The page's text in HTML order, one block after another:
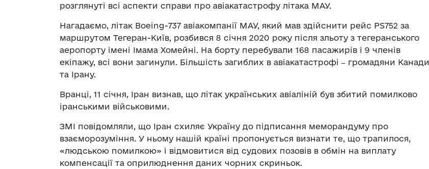
розглянуті всі аспекти справи про авіакатастрофу літака МАУ.
Нагадаємо, літак Boeing-737 авіакомпанії МАУ, який мав здійснити рейс PS752 за
маршрутом Тегеран-Київ, розбився 8 січня 2020 року після зльоту з тегеранського
аеропорту імені Імама Хомейні. На борту перебували 168 пасажирів і 9 членів
екіпажу, всі вони загинули. Більшість загиблих в авіакатастрофі‒ громадяни Канади
та Ірану.
Вранці, 11 січня, Іран визнав, що літак українських авіаліній був збитий помилково
іранськими військовими.
ЗМІ повідомляли, що Іран схиляє Україну до підписання меморандуму про
взаєморозуміння. У ньому нашій країні пропонується визнати те, що трапилося,
«людською помилкою» і відмовитися від судових позовів в обмін на виплату
компенсації та оприлюднення даних чорних скриньок.